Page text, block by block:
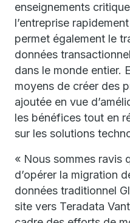
enseignements
l’entreprise
permet également le
données
dans le monde entier.
moyens de créer des
ajoutée en vue
les bénéfices tout en
sur les solutions
« Nous sommes ravis
d’opérer la migration
données traditionnel
site vers Teradata